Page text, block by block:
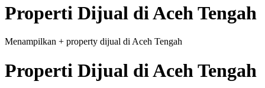
Properti Dijual diAceh Tengah
Menampilkan + property dijual di Aceh Tengah
Properti Dijual diAceh Tengah